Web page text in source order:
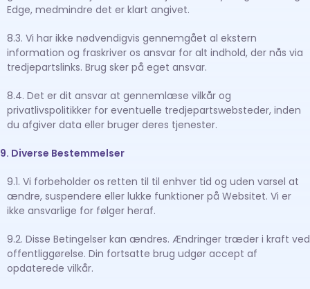
Edge, medmindre det er klart angivet.
8.3. Vi har ikke nødvendigvis gennemgået al ekstern
information og fraskriver os ansvar for alt indhold, der nås via
tredjepartslinks. Brug sker på eget ansvar.
8.4. Det er dit ansvar at gennemlæse vilkår og
privatlivspolitikker for eventuelle tredjepartswebsteder, inden
du afgiver data eller bruger deres tjenester.
9. Diverse Bestemmelser
9.1. Vi forbeholder os retten til til enhver tid og uden varsel at
ændre, suspendere eller lukke funktioner på Websitet. Vi er
ikke ansvarlige for følger heraf.
9.2. Disse Betingelser kan ændres. Ændringer træder i kraft ved
offentliggørelse. Din fortsatte brug udgør accept af
opdaterede vilkår.